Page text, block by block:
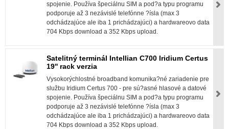
spojenie. Používa špeciálnu SIM a pod?a typu programu
podporuje až 3 nezávislé telefónne ?ísla (max 3
odchádzajúce ale iba 1 prichádzajúci) a hardwareovo data
704 Kbps download a 352 Kbps upload.
Satelitný terminál Intellian C700 Iridium Certus
19'' rack verzia
Vysokorýchlostné broadband komunika?né zariadenie pre
službu Iridium Certus 700 - pre sú?asné hlasové a datové
spojenie. Používa špeciálnu SIM a pod?a typu programu
podporuje až 3 nezávislé telefónne ?ísla (max 3
odchádzajúce ale iba 1 prichádzajúci) a hardwareovo data
704 Kbps download a 352 Kbps upload.